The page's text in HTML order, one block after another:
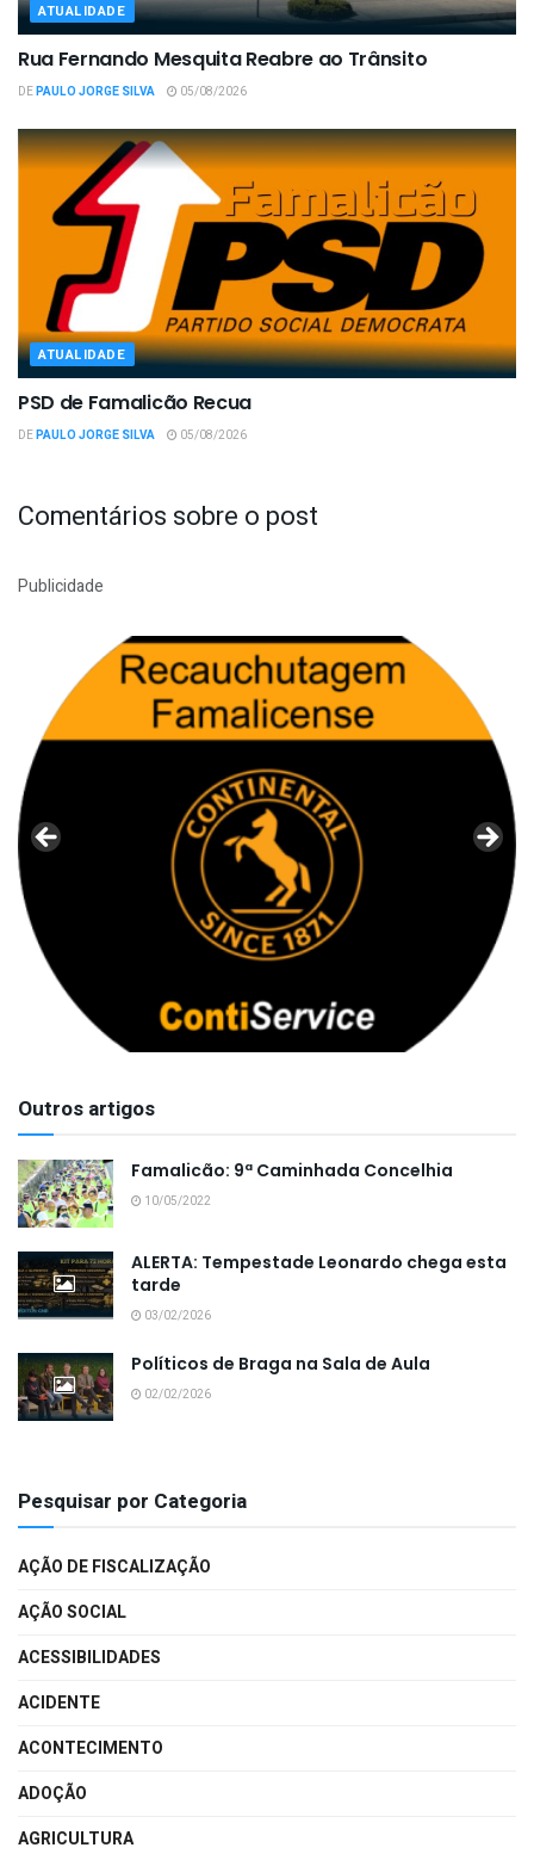
ATUALIDADE
Rua Fernando Mesquita Reabre ao Trânsito
DEPAULO JORGE SILVA 05/08/2026
ATUALIDADE
PSD de Famalicão Recua
DEPAULO JORGE SILVA 05/08/2026
Comentários sobre o post
Publicidade
Outros artigos
Famalicão: 9ª Caminhada Concelhia
10/05/2022
ALERTA: Tempestade Leonardo chega esta
tarde
03/02/2026
Políticos de Braga na Sala de Aula
02/02/2026
Pesquisar por Categoria
AÇÃO DE FISCALIZAÇÃO
AÇÃO SOCIAL
ACESSIBILIDADES
ACIDENTE
ACONTECIMENTO
ADOÇÃO
AGRICULTURA